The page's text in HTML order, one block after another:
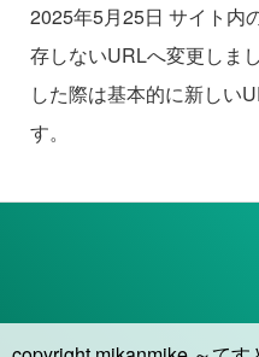
2025年5月25日 サイト内
存しないURLへ変更しま
した際は基本的に新しい
す。